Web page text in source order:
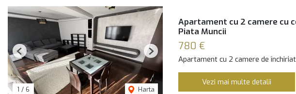
1 / 6 Harta
Previous Next
Apartament cu 2 camere cu
Piata Muncii
780 €
Apartament cu 2 camere de închiriat
Vezi mai multe detalii